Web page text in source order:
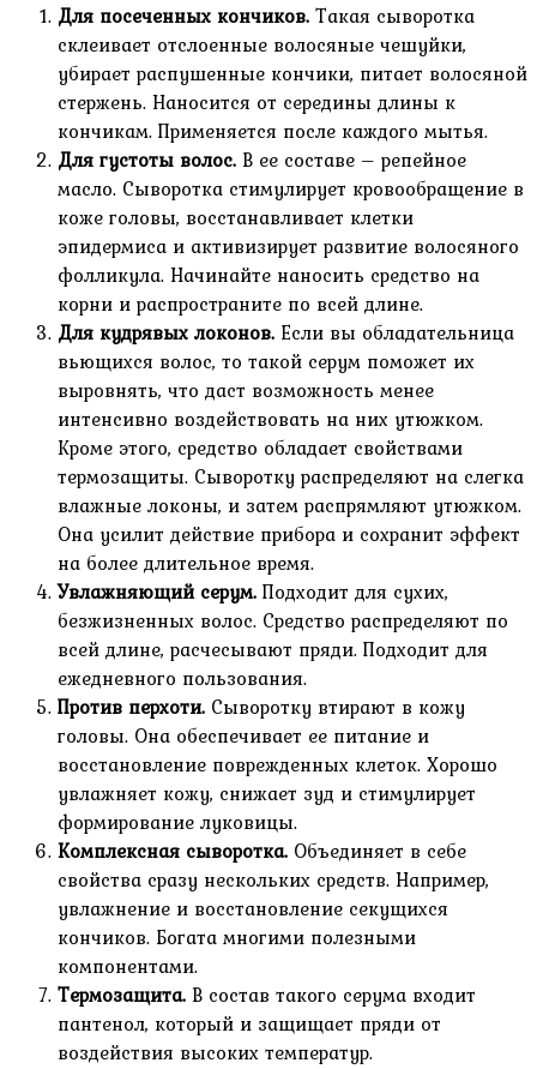
Для посеченных кончиков. Такая сыворотка
склеивает отслоенные волосяные чешуйки,
убирает распушенные кончики, питает волосяной
стержень. Наносится от середины длины к
кончикам. Применяется после каждого мытья.
Для густоты волос. В ее составе – репейное
масло. Сыворотка стимулирует кровообращение в
коже головы, восстанавливает клетки
эпидермиса и активизирует развитие волосяного
фолликула. Начинайте наносить средство на
корни и распространите по всей длине.
Для кудрявых локонов. Если вы обладательница
вьющихся волос, то такой серум поможет их
выровнять, что даст возможность менее
интенсивно воздействовать на них утюжком.
Кроме этого, средство обладает свойствами
термозащиты. Сыворотку распределяют на слегка
влажные локоны, и затем распрямляют утюжком.
Она усилит действие прибора и сохранит эффект
на более длительное время.
Увлажняющий серум. Подходит для сухих,
безжизненных волос. Средство распределяют по
всей длине, расчесывают пряди. Подходит для
ежедневного пользования.
Против перхоти. Сыворотку втирают в кожу
головы. Она обеспечивает ее питание и
восстановление поврежденных клеток. Хорошо
увлажняет кожу, снижает зуд и стимулирует
формирование луковицы.
Комплексная сыворотка. Объединяет в себе
свойства сразу нескольких средств. Например,
увлажнение и восстановление секущихся
кончиков. Богата многими полезными
компонентами.
Термозащита. В состав такого серума входит
пантенол, который и защищает пряди от
воздействия высоких температур.